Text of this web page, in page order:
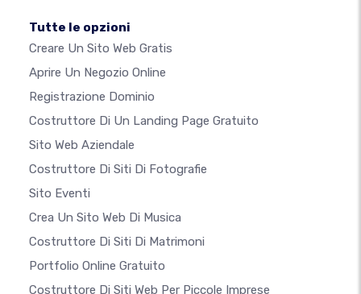
Tutte le opzioni
Creare Un Sito Web Gratis
Aprire Un Negozio Online
Registrazione Dominio
Costruttore Di Un Landing Page Gratuito
Sito Web Aziendale
Costruttore Di Siti Di Fotografie
Sito Eventi
Crea Un Sito Web Di Musica
Costruttore Di Siti Di Matrimoni
Portfolio Online Gratuito
Costruttore Di Siti Web Per Piccole Imprese